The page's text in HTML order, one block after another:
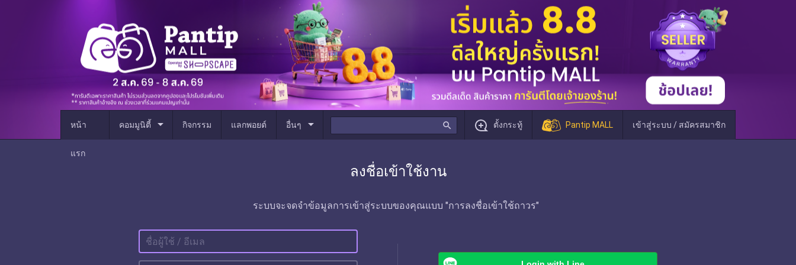
หน้า
แรก
คอมมูนิตี้ arrow_drop_down กิจกรรม แลกพอยต์ อื่นๆ arrow_drop_down search ตั้งกระทู้ Pantip MALL เข้าสู่ระบบ / สมัครสมาชิก
ลงชื่อเข้าใช้งาน
ระบบจะจดจำข้อมูลการเข้าสู่ระบบของคุณแบบ "การลงชื่อเข้าใช้ถาวร"